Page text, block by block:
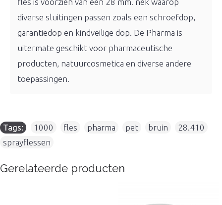
diverse sluitingen passen zoals een schroefdop,
garantiedop en kindveilige dop. De Pharma is
uitermate geschikt voor pharmaceutische
producten, natuurcosmetica en diverse andere
toepassingen.
Tags: 1000 fles pharma pet bruin 28.410
sprayflessen
Gerelateerde producten